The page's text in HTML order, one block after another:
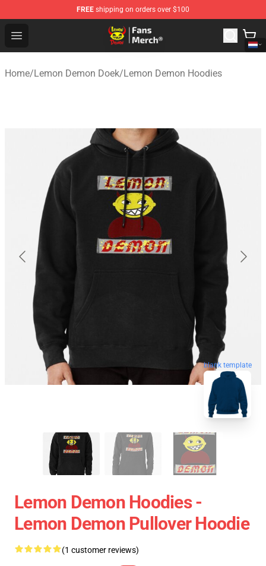
FREE shipping on orders over $100
Open menu
Lemon Demon Store - Official Lemon Demon
Home/Lemon Demon Doek/Lemon Demon Hoodies
blank template
Lemon Demon Hoodies -
Lemon Demon Pullover Hoodie
(1 customer reviews)